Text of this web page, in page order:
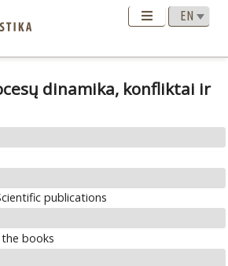
dinamika, konfliktai ir
publications
books